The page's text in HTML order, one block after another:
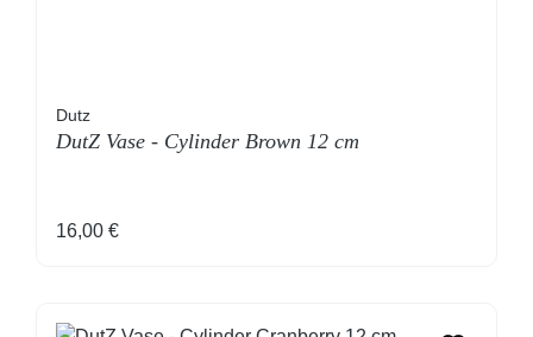
Dutz
DutZ Vase - Cylinder Brown 12 cm
Regulärer Preis:
16,00 €